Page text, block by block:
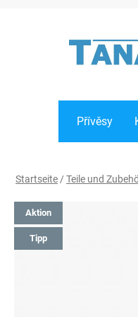
Přívěsy
Startseite / Teile und
Aktion
Tipp